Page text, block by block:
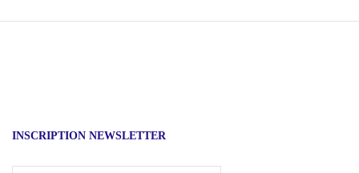
l’article
INSCRIPTION NEWSLETTER